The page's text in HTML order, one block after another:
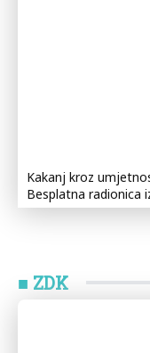
Kakanj kroz
Besplatna radionica
■ ZDK